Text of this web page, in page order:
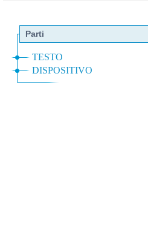
attivita'
quelle
gestione delle
di Genova, la
infrastrutture
2017, il
modificazioni,
1, commi 3,